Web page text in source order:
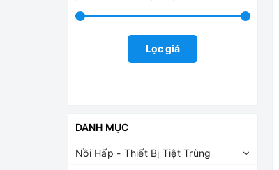
Lọc giá
DANH MỤC
Nồi Hấp - Thiết Bị Tiệt Trùng